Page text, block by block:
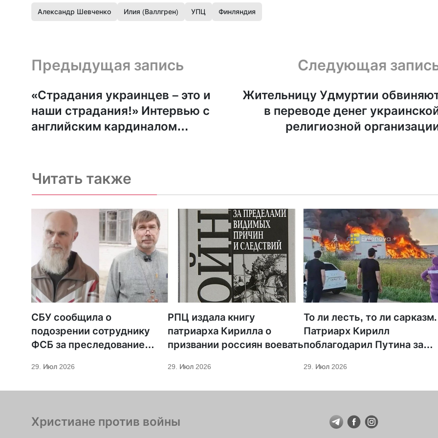
Александр Шевченко Илия (Валлгрен) УПЦ Финляндия
Предыдущая запись и следующая запись
Предыдущая запись
«Страдания украинцев – это и
наши страдания!» Интервью с
английским кардиналом
Следующая
Жительницу Удмуртии
в переводе денег
религиозной
Читать также
СБУ сообщила о
подозрении сотруднику
ФСБ за преследование
29. Июл 2026
РПЦ издала книгу
патриарха Кирилла о
призвании россиян воевать
29. Июл 2026
То ли лесть, то ли сарказм.
Патриарх Кирилл
поблагодарил Путина за
экономическое развитие
29. Июл 2026
Христиане против войны